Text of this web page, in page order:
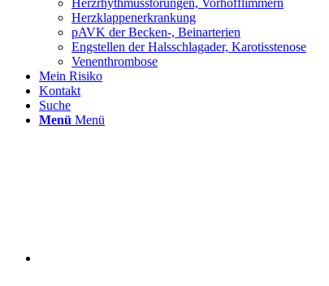
Herz­rhyth­mus­störungen, Vor­hof­flim­mern
Herz­klappen­erkrankung
pAVK der Becken-, Beinarterien
Eng­stellen der Hals­schlag­ader, Karotis­stenose
Venen­throm­bose
Mein Risiko
Kontakt
Suche
Menü Menü